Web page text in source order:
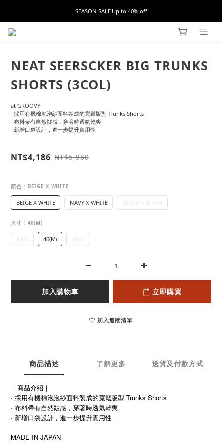
SEASON SALE Up to 40% off
NEAT SEERSCKER BIG TRUNKS
SHORTS (3COL)
at GROOVY
· 採用有機棉泡泡紗面料製成的寬鬆版型 Trunks Shorts
· 布料帶有自然皺感，穿著時透氣乾爽
· 新增口袋設計，進一步提升實用性
NT$4,186 NT$5,980
顏色 : BEIGE X WHITE
BEIGE X WHITE NAVY X WHITE BLACK X BLACK
尺寸 : 46(M)
44(S) 46(M) 48(L)
加入購物車 立即購買
加入追蹤清單
商品描述 了解更多 送貨及付款方式
｜商品介紹｜
· 採用有機棉泡泡紗面料製成的寬鬆版型 Trunks Shorts
· 布料帶有自然皺感，穿著時透氣乾爽
· 新增口袋設計，進一步提升實用性
MADE IN JAPAN